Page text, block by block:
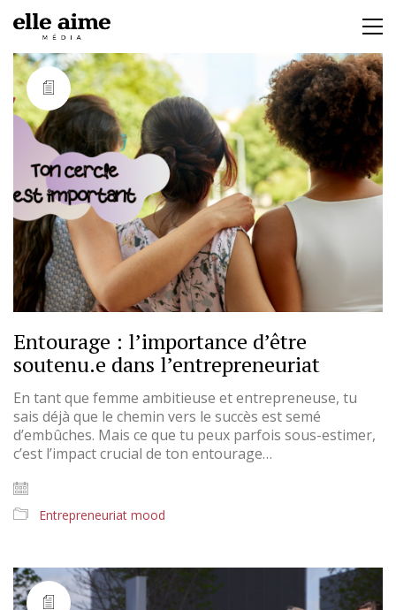
Entourage : l’importance d’être
soutenu.e dans l’entrepreneuriat
En tant que femme ambitieuse et entrepreneuse, tu
sais déjà que le chemin vers le succès est semé
d’embûches. Mais ce que tu peux parfois sous-estimer,
c’est l’impact crucial de ton entourage…
Entrepreneuriat mood